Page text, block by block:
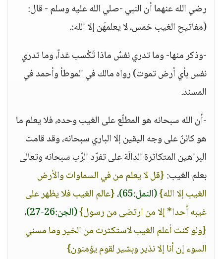
رضي الله عنهما أن النبي -صلي الله عليه وسلم - قال:
(مفاتيح الغيب خمس، لا يعلمهَن إلا الله:.
-وذكر منها- وما تدري نفسٌ ماذا تَكْسب غداً، وما تدري
نفس بأي أرض تموت) رواه مالك في الموطأ وأحمد في
المسند.
-أن الله سبحانه هو المطلّع على الغيب وحده، فلا يعلم ما
هو كائنٌ على وجه اليقين إلا الباري سبحانه، وقد قامت
البراهين المتكاثرة الدالّة على تفرّد الرّب سبحانه وتعالى
بعلم الغيب:{قل لا يعلم من في السماوات والأرض
الغيب إلا الله}(النمل:65) ،{عالم الغيب فلا يظهر على
غيبه أحدا* إلا من ارتضى من رسول}(الجن:26-27)
،
{ولو كنت أعلم الغيب لاستكثرت من الخير وما مسني
السوء إن أنا إلا نذير وبشير لقوم يؤمنون}